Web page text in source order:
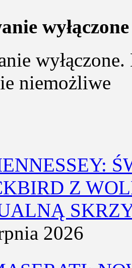
wyłączone
niemożliwe
Z
2026